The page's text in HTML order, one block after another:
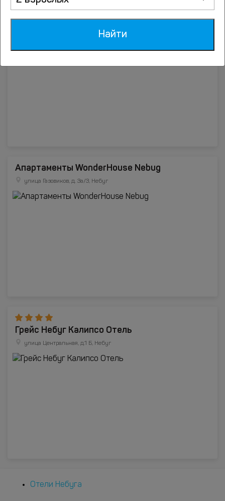
Гостевой дом Лаванда
улица Набережная, д.6В, Небуг
Апартаменты WonderHouse Nebug
улица Газовиков, д. 3а/3, Небуг
Грейс Небуг Калипсо Отель
улица Центральная, д.1 Б, Небуг
Отели Небуга
Найти